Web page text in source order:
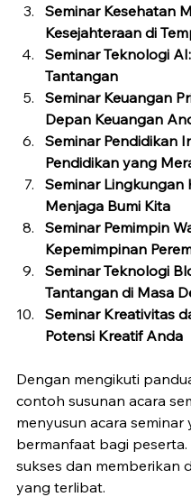
Seminar Kesehatan
Kesejahteraan di
Seminar Teknologi
Tantangan
Seminar Keuangan
Depan Keuangan
Seminar Pendidikan
Pendidikan yang
Seminar Lingkungan
Menjaga Bumi Kita
Seminar Pemimpin
Kepemimpinan
Seminar Teknologi
Tantangan di Masa
Seminar Kreativitas
Potensi Kreatif Anda
Dengan mengikuti
contoh susunan acara
menyusun acara
bermanfaat bagi
sukses dan memberikan
yang terlibat.